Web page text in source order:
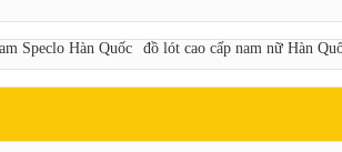
Speclo Hàn Quốc đồ lót cao cấp nam nữ Hàn